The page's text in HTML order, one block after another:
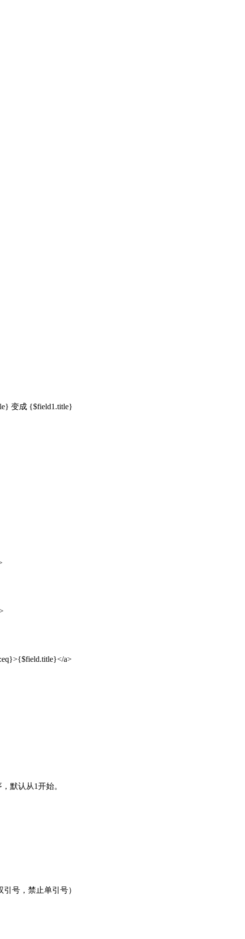
变成 {$field1.title}
a>
默认从1开始。
号，禁止单引号）